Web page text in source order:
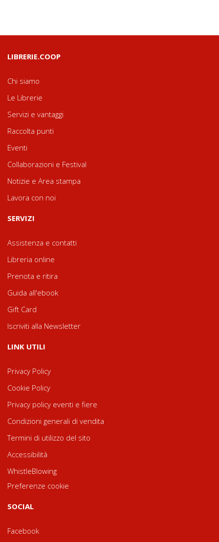
LIBRERIE.COOP
Chi siamo
Le Librerie
Servizi e vantaggi
Raccolta punti
Eventi
Collaborazioni e Festival
Notizie e Area stampa
Lavora con noi
SERVIZI
Assistenza e contatti
Libreria online
Prenota e ritira
Guida all'ebook
Gift Card
Iscriviti alla Newsletter
LINK UTILI
Privacy Policy
Cookie Policy
Privacy policy eventi e fiere
Condizioni generali di vendita
Termini di utilizzo del sito
Accessibilità
WhistleBlowing
Preferenze cookie
SOCIAL
Facebook